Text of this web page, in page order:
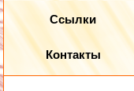
Ссылки
Контакты